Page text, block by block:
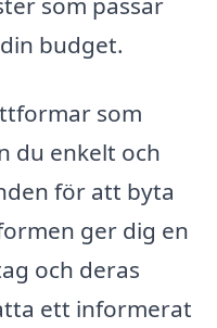
budget.
som
du enkelt och
för att byta
ger dig en
och deras
ett informerat